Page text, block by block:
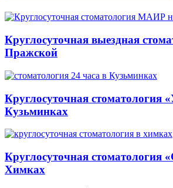
Круглосуточная выездная
Пражской
Круглосуточная стоматология
Кузьминках
Круглосуточная стоматология
Химках